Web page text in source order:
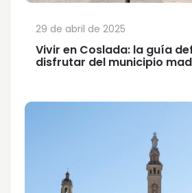
Vivir en Coslada: la guía
disfrutar del municipio
29 de abril de 2025